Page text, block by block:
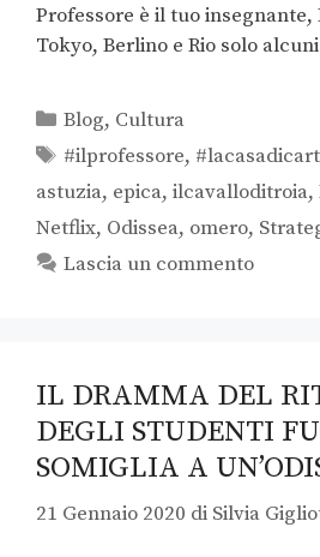
Professore è il tuo insegnante,
Tokyo, Berlino e Rio solo
Blog, Cultura
#ilprofessore,
astuzia, epica, ilcavalloditroia,
Netflix, Odissea, omero,
Lascia un commento
IL DRAMMA DEL
DEGLI STUDENTI
SOMIGLIA A
21 Gennaio 2020 di Silvia